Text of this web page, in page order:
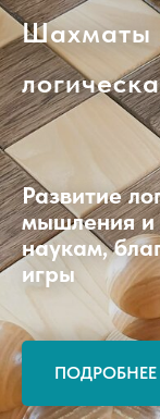
Шахматы
Развитие
мышления и
наукам,
игры
ПОДРОБНЕЕ